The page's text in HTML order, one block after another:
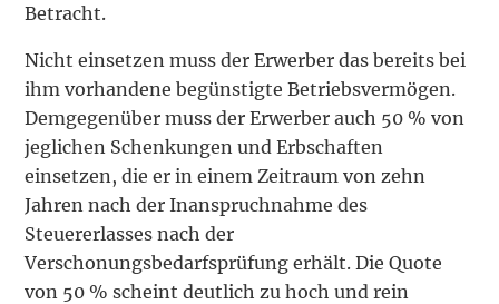
Betracht.
Nicht einsetzen muss der Erwerber das bereits bei
ihm vorhandene begünstigte Betriebsvermögen.
Demgegenüber muss der Erwerber auch 50 % von
jeglichen Schenkungen und Erbschaften
einsetzen, die er in einem Zeitraum von zehn
Jahren nach der Inanspruchnahme des
Steuererlasses nach der
Verschonungsbedarfsprüfung erhält. Die Quote
von 50 % scheint deutlich zu hoch und rein